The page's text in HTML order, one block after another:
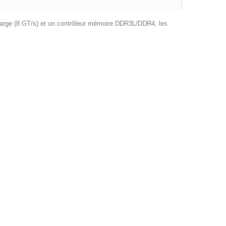
(8 GT/s) et un contrôleur mémoire DDR3L/DDR4, les